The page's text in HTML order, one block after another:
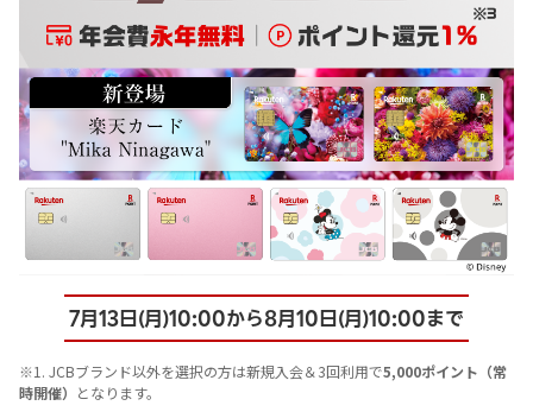
7月13日(月)10:00から8月10日(月)10:00まで
※1. JCBブランド以外を選択の方は新規入会＆3回利用で5,000ポイント（常
時開催） となります。